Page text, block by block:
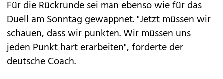
Für die Rückrunde sei man ebenso wie für das
Duell am Sonntag gewappnet. "Jetzt müssen wir
schauen, dass wir punkten. Wir müssen uns
jeden Punkt hart erarbeiten", forderte der
deutsche Coach.